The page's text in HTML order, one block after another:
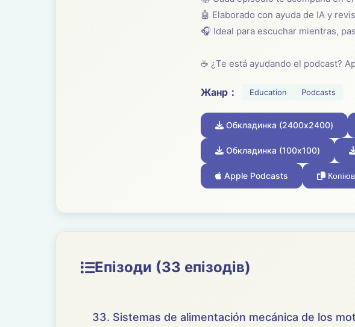
🤖 Elaborado con ayuda de IA y
🎧 Ideal para escuchar mientras,
☕ ¿Te está ayudando el podcast?
Жанр： Education Podcasts
Обкладинка (2400x2400)
Обкладинка (100x100)
Apple Podcasts
Епізоди (33 епізодів)
33. Sistemas de alimentación mecánica de los